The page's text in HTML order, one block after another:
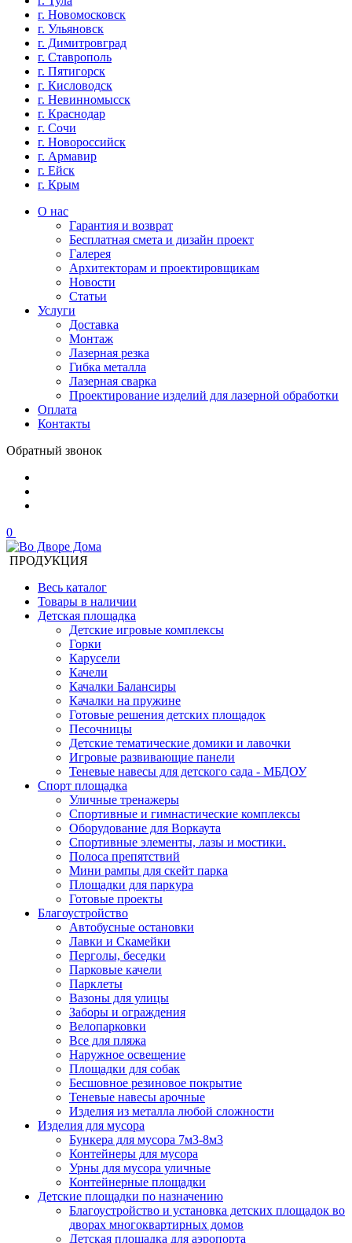
г. Новомосковск
г. Ульяновск
г. Димитровград
г. Ставрополь
г. Пятигорск
г. Кисловодск
г. Невинномысск
г. Краснодар
г. Сочи
г. Новороссийск
г. Армавир
г. Ейск
г. Крым
О нас
Гарантия и возврат
Бесплатная смета и дизайн проект
Галерея
Архитекторам и проектировщикам
Новости
Статьи
Услуги
Доставка
Монтаж
Лазерная резка
Гибка металла
Лазерная сварка
Проектирование изделий для лазерной обработки
Оплата
Контакты
Обратный звонок
0
ПРОДУКЦИЯ
Весь каталог
Товары в наличии
Детская площадка
Детские игровые комплексы
Горки
Карусели
Качели
Качалки Балансиры
Качалки на пружине
Готовые решения детских площадок
Песочницы
Детские тематические домики и лавочки
Игровые развивающие панели
Теневые навесы для детского сада - МБДОУ
Спорт площадка
Уличные тренажеры
Спортивные и гимнастические комплексы
Оборудование для Воркаута
Спортивные элементы, лазы и мостики.
Полоса препятствий
Мини рампы для скейт парка
Площадки для паркура
Готовые проекты
Благоустройство
Автобусные остановки
Лавки и Скамейки
Перголы, беседки
Парковые качели
Парклеты
Вазоны для улицы
Заборы и ограждения
Велопарковки
Все для пляжа
Наружное освещение
Площадки для собак
Бесшовное резиновое покрытие
Теневые навесы арочные
Изделия из металла любой сложности
Изделия для мусора
Бункера для мусора 7м3-8м3
Контейнеры для мусора
Урны для мусора уличные
Контейнерные площадки
Детские площадки по назначению
Благоустройство и установка детских площадок во
дворах многоквартирных домов
Детская площадка для аэропорта